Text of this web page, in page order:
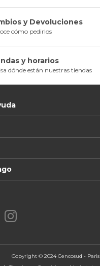
y Devoluciones
cómo pedirlos
y horarios
dónde están nuestras tiendas
Copyright © 2024 Cencosud - Paris